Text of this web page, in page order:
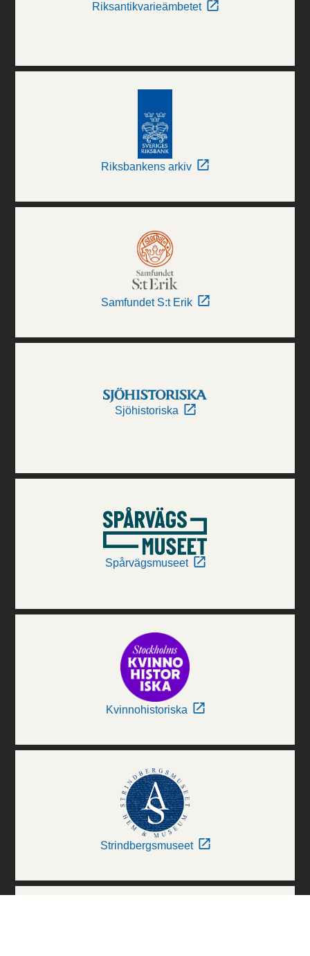
Riksantikvarieämbetet
Riksbankens arkiv
Samfundet S:t Erik
Sjöhistoriska
Spårvägsmuseet
Kvinnohistoriska
Strindbergsmuseet